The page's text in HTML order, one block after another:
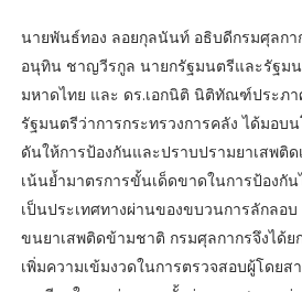
นายพันธ์ทอง ลอยกุลนันท์ อธิบดีกรมศุลกา
อนุทิน ชาญวีรกูล นายกรัฐมนตรีและรัฐมน
มหาดไทย และ ดร.เอกนิติ นิติทัณฑ์ประภ
รัฐมนตรีว่าการกระทรวงการคลัง ได้มอบ
ดันให้การป้องกันและปราบปรามยาเสพติ
เน้นย้ำมาตรการขั้นเด็ดขาดในการป้องกัน
เป็นประเทศทางผ่านของขบวนการลักลอบ
ขนยาเสพติดข้ามชาติ กรมศุลกากรจึงได้ย
เพิ่มความเข้มงวดในการตรวจสอบผู้โดยส